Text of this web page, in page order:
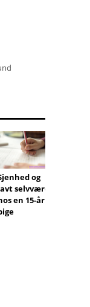
og
selvværd
en 15-årig